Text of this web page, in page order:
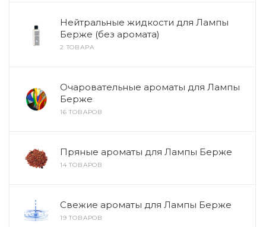
Нейтральные жидкости для Лампы
Берже (без аромата)
2 ТОВАРА
Очаровательные ароматы для Лампы
Берже
16 ТОВАРОВ
Пряные ароматы для Лампы Берже
14 ТОВАРОВ
Свежие ароматы для Лампы Берже
19 ТОВАРОВ